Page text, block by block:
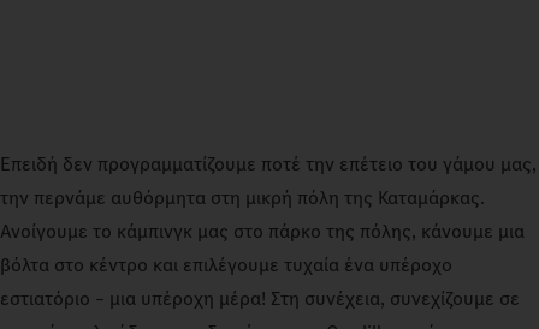
Επειδή δεν προγραμματίζουμε ποτέ την επέτειο του γάμου μας,
την περνάμε αυθόρμητα στη μικρή πόλη της Καταμάρκας.
Ανοίγουμε το κάμπινγκ μας στο πάρκο της πόλης, κάνουμε μια
βόλτα στο κέντρο και επιλέγουμε τυχαία ένα υπέροχο
εστιατόριο – μια υπέροχη μέρα! Στη συνέχεια, συνεχίζουμε σε